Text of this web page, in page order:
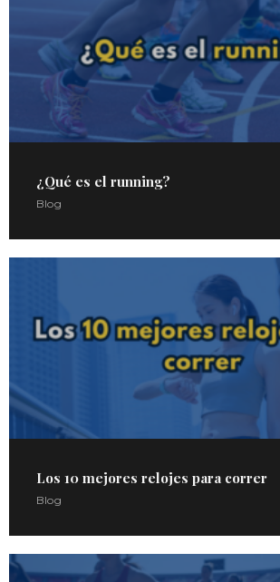
¿Qué es el running?
Blog
Los 10 mejores relojes para correr
Blog